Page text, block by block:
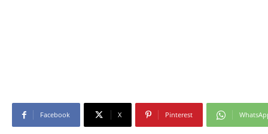
Facebook X Pinterest